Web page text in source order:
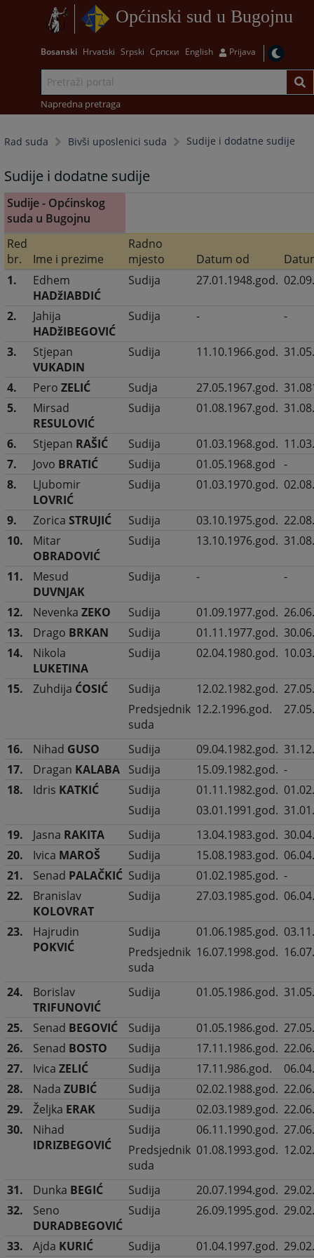
Općinski sud u Bugojnu
Bosanski Hrvatski Srpski Српски English Prijava
Napredna pretraga
Rad suda Bivši uposlenici suda Sudije i dodatne sudije
Sudije i dodatne sudije
Sudije - Općinskog
suda u Bugojnu
Red
br.
Ime i prezime
Radno
mjesto
Datum od
1.
Edhem
HADžIABDIĆ
Sudija 27.01.1948.god.
2.
Jahija
HADžIBEGOVIĆ
Sudija - -
3.
Stjepan
VUKADIN
Sudija 11.10.1966.god.
4. PeroZELIĆ Sudja 27.05.1967.god.
5.
Mirsad
RESULOVIĆ
Sudija 01.08.1967.god.
6. Stjepan RAŠIĆ Sudija 01.03.1968.god.
7.
Jovo BRATIĆ Sudija 01.05.1968.god
-
8.
LJubomir
LOVRIĆ
Sudija 01.03.1970.god.
9. ZoricaSTRUJIĆ Sudija 03.10.1975.god.
10.
Mitar
OBRADOVIĆ
Sudija 13.10.1976.god.
11.
Mesud
DUVNJAK
Sudija - -
12. NevenkaZEKO Sudija 01.09.1977.god.
13.
Drago BRKAN Sudija 01.11.1977.god.
14.
Nikola
LUKETINA
Sudija 02.04.1980.god.
15. Zuhdija ĆOSIĆ
Sudija
Predsjednik
suda
12.02.1982.god.
12.2.1996.god.
16. Nihad GUSO Sudija 09.04.1982.god.
17.
Dragan KALABA Sudija 15.09.1982.god. -
18.
Idris KATKIĆ
Sudija
Sudija
01.11.1982.god.
03.01.1991.god.
19.
Jasna RAKITA Sudija 13.04.1983.god.
20.
Ivica MAROŠ Sudija 15.08.1983.god.
21.
Senad PALAČKIĆ Sudija 01.02.1985.god. -
22.
Branislav
KOLOVRAT
Sudija 27.03.1985.god.
23.
Hajrudin
POKVIĆ
Sudija
Predsjednik
suda
01.06.1985.god.
16.07.1998.god.
24.
Borislav
TRIFUNOVIĆ
Sudija 01.05.1986.god.
25. Senad BEGOVIĆ Sudija 01.05.1986.god.
26.
Senad BOSTO Sudija 17.11.1986.god.
27.
IvicaZELIĆ Sudija 17.11.986.god.
28.
NadaZUBIĆ Sudija 02.02.1988.god.
29.
Željka ERAK Sudija 02.03.1989.god.
30.
Nihad
IDRIZBEGOVIĆ
Sudija
Predsjednik
suda
06.11.1990.god.
01.08.1993.god.
31. Dunka BEGIĆ Sudija 20.07.1994.god.
32.
Seno
DURADBEGOVIĆ
Sudija 26.09.1995.god.
33. Ajda KURIĆ Sudija 01.04.1997.god.